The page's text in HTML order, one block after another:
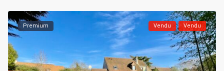
Premium Vendu Vendu